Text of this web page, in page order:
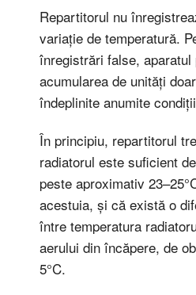
Repartitorul nu
variație de temperatură.
înregistrări false, aparatul
acumularea de unități
îndeplinite anumite
În principiu, repartitorul
radiatorul este suficient
peste aproximativ
acestuia, și că există o
între temperatura
aerului din încăpere, de
5°C.